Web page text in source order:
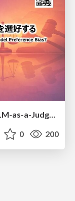
[MIRU26] To What Extent Does MLLM-as-a-Judge Exhibit Cross-Model Preference Bias?
0 200